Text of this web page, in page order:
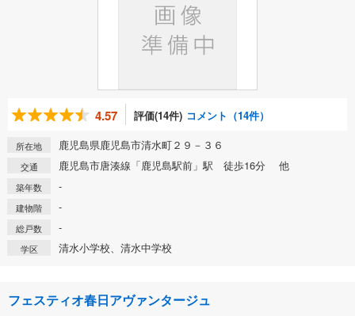
4.57 評価(14件) コメント（14件）
所在地 鹿児島県鹿児島市清水町２９－３６
交通 鹿児島市唐湊線「鹿児島駅前」駅 徒歩16分 他
築年数 -
建物階 -
総戸数 -
学区 清水小学校、清水中学校
フェスティオ春日アヴァンタージュ